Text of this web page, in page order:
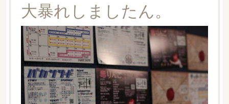
PINK THUNDER AILE! シャウト！
イルナップ強化週間 「バカサワギ-High-」「ハッピ⇒ギャルマインド」
大暴れしましたん。